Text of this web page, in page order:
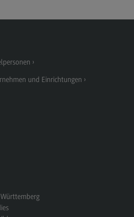
und Einrichtungen